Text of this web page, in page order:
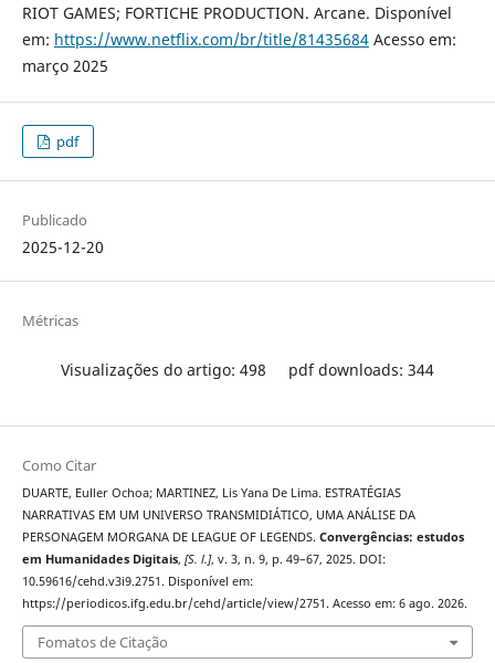
RIOT GAMES; FORTICHE PRODUCTION. Arcane. Disponível
em: https://www.netflix.com/br/title/81435684Acesso em:
março 2025
pdf
Publicado
2025-12-20
Métricas
Visualizações do artigo: 498 pdf downloads: 344
Como Citar
DUARTE, Euller Ochoa; MARTINEZ, Lis Yana De Lima. ESTRATÉGIAS
NARRATIVAS EM UM UNIVERSO TRANSMIDIÁTICO, UMA ANÁLISE DA
PERSONAGEM MORGANA DE LEAGUE OF LEGENDS. Convergências: estudos
em Humanidades Digitais, [S. l.], v. 3, n. 9, p. 49–67, 2025. DOI:
10.59616/cehd.v3i9.2751. Disponível em:
https://periodicos.ifg.edu.br/cehd/article/view/2751. Acesso em: 6 ago. 2026.
Fomatos de Citação